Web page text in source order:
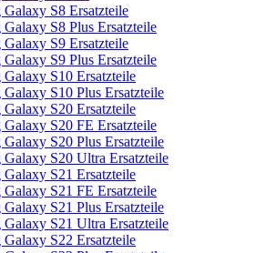
Galaxy S8 Ersatzteile
Galaxy S8 Plus Ersatzteile
Galaxy S9 Ersatzteile
Galaxy S9 Plus Ersatzteile
Galaxy S10 Ersatzteile
Galaxy S10 Plus Ersatzteile
Galaxy S20 Ersatzteile
Galaxy S20 FE Ersatzteile
Galaxy S20 Plus Ersatzteile
Galaxy S20 Ultra Ersatzteile
Galaxy S21 Ersatzteile
Galaxy S21 FE Ersatzteile
Galaxy S21 Plus Ersatzteile
Galaxy S21 Ultra Ersatzteile
Galaxy S22 Ersatzteile